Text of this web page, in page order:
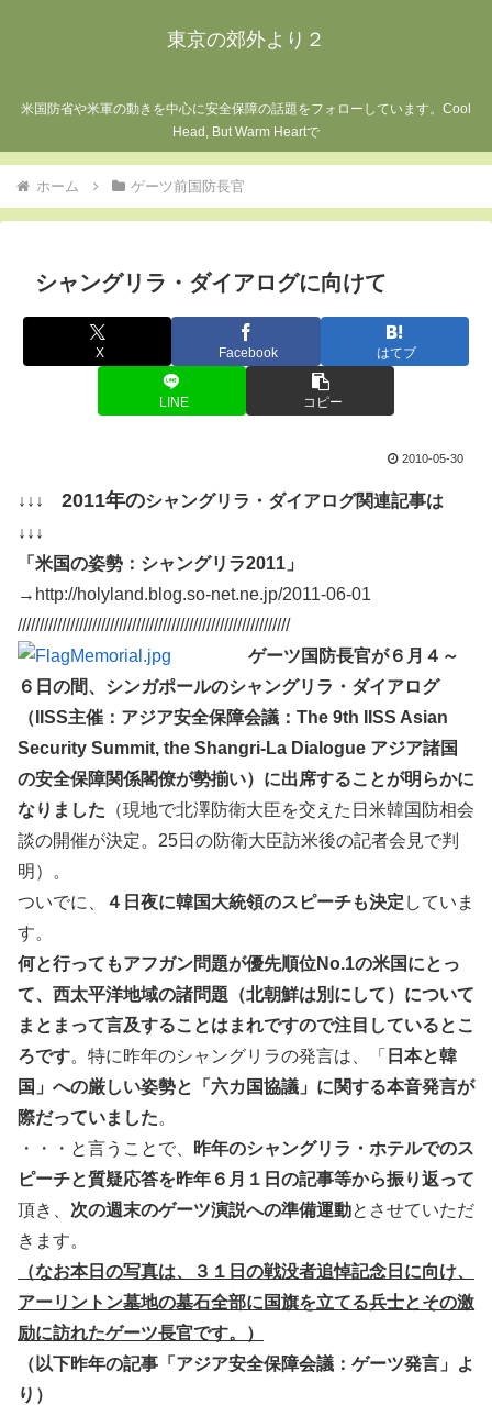
東京の郊外より２
米国防省や米軍の動きを中心に安全保障の話題をフォローしています。Cool
Head, But Warm Heartで
ホーム ゲーツ前国防長官
シャングリラ・ダイアログに向けて
X Facebook はてブ
LINE コピー
2010-05-30
↓↓↓ 2011年のシャングリラ・ダイアログ関連記事は
↓↓↓
「米国の姿勢：シャングリラ2011」
→http://holyland.blog.so-net.ne.jp/2011-06-01
//////////////////////////////////////////////////////////////
ゲーツ国防長官が６月４～
６日の間、シンガポールのシャングリラ・ダイアログ
（IISS主催：アジア安全保障会議：The 9th IISS Asian
Security Summit, the Shangri-La Dialogue アジア諸国
の安全保障関係閣僚が勢揃い）に出席することが明らかに
なりました （現地で北澤防衛大臣を交えた日米韓国防相会
談の開催が決定。25日の防衛大臣訪米後の記者会見で判
明）。
ついでに、
４日夜に韓国大統領のスピーチも決定 していま
す。
何と行ってもアフガン問題が優先順位No.1の米国にとっ
て、西太平洋地域の諸問題（北朝鮮は別にして）について
まとまって言及することはまれですので注目しているとこ
ろです。特に昨年のシャングリラの発言は、「 日本と韓
国」への厳しい姿勢と「六カ国協議」に関する本音発言が
際だっていました。
・・・と言うことで、
昨年のシャングリラ・ホテルでのス
ピーチと質疑応答を昨年６月１日の記事等から振り返って
頂き、 次の週末のゲーツ演説への準備運動とさせていただ
きます。
（なお本日の写真は、３１日の戦没者追悼記念日に向け、
アーリントン墓地の墓石全部に国旗を立てる兵士とその激
励に訪れたゲーツ長官です。）
（以下昨年の記事「アジア安全保障会議：ゲーツ発言」よ
り）